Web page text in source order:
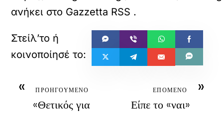
ανήκει στο Gazzetta RSS .
« ΠΡΟΗΓΟΥΜΕΝΟ
«Θετικός για
»
ΕΠΟΜΕΝΟ
Είπε το «ναι»